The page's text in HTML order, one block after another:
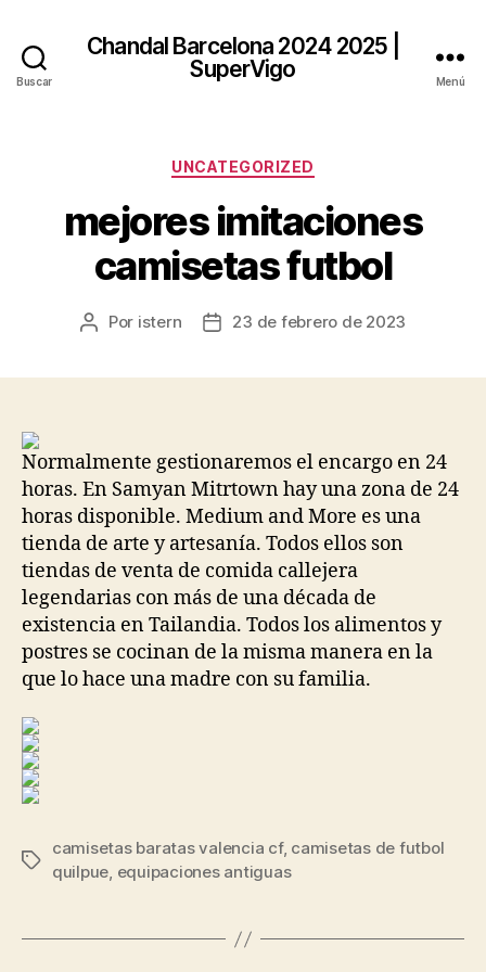
Buscar
Chandal Barcelona 2024 2025 |
SuperVigo
Menú
Categorías
UNCATEGORIZED
mejores imitaciones
camisetas futbol
Autor
Por istern
Fecha23 de febrero de 2023
Normalmente gestionaremos el encargo en 24
horas. En Samyan Mitrtown hay una zona de 24
horas disponible. Medium and More es una
tienda de arte y artesanía. Todos ellos son
tiendas de venta de comida callejera
legendarias con más de una década de
existencia en Tailandia. Todos los alimentos y
postres se cocinan de la misma manera en la
que lo hace una madre con su familia.
Etiquetas
camisetas baratas valencia cf, camisetas de futbol
quilpue, equipaciones antiguas